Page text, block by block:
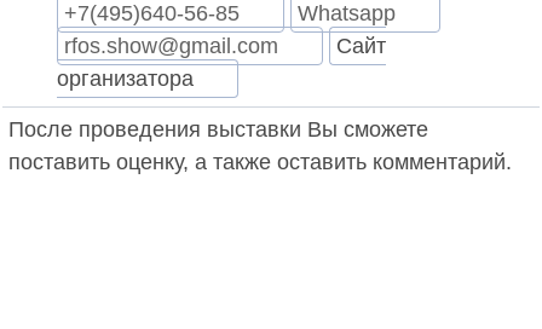
+7(495)640-56-85
Whatsapp
rfos.show@gmail.com
Сайт
организатора
После проведения выставки Вы сможете
поставить оценку, а также оставить комментарий.